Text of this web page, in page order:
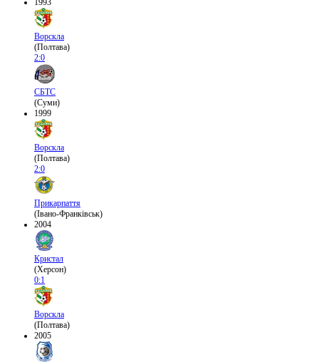
1993
Ворскла
(Полтава)
2:0
СБТС
(Суми)
1999
Ворскла
(Полтава)
2:0
Прикарпаття
(Івано-Франківськ)
2004
Кристал
(Херсон)
0:1
Ворскла
(Полтава)
2005